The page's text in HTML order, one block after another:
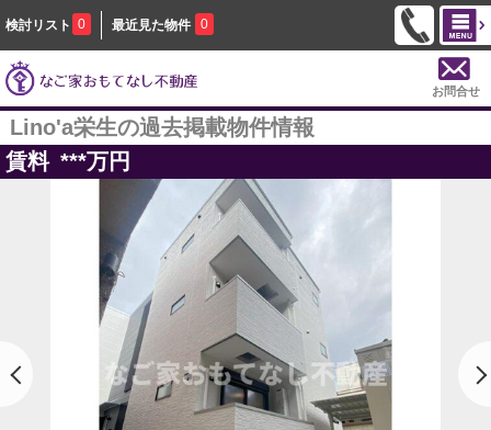
検討リスト 0 最近見た物件 0
お問合せ
Lino'a栄生の過去掲載物件情報
賃料 ***万円